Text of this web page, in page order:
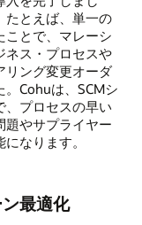
たとえば、単一の
ことで、マレーシ
ネス・プロセスや
リング変更オーダ
Cohuは、SCMシ
、プロセスの早い
題やサプライヤー
なります。
最適化